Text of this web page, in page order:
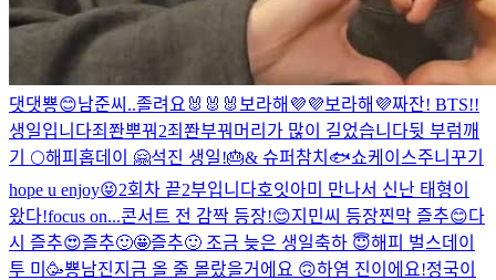
댓댓뿅😊남준씨..졸려요🐰🐰🐰 보라해💜💜보라해💜짜잔! BTS!!
생일입니다죄쫜뿌꿔2죄쫜부꿔 머리가 많이 길었습니다뒷 부럼깨
기 🌕해피홉데이 🤗석진 생일!🎂& 슈퍼참치🐟쇼케이스주니꾸기
hope u enjoy😝2회차 끝2부입니다호잇아미 만나서 신난 태형이
왔다!focus on...콘서트 전 감짝 등장!😊지민씨 등장찐막 즐추😊다
시 즐추😍즐추🙂🤩즐추🙂 조금 늦은 생일축하 😇해피 벌스데이
투 미🥳뿅남진지금 올 줄 몰랐을거에요 🙃하염 진이에요!정국이